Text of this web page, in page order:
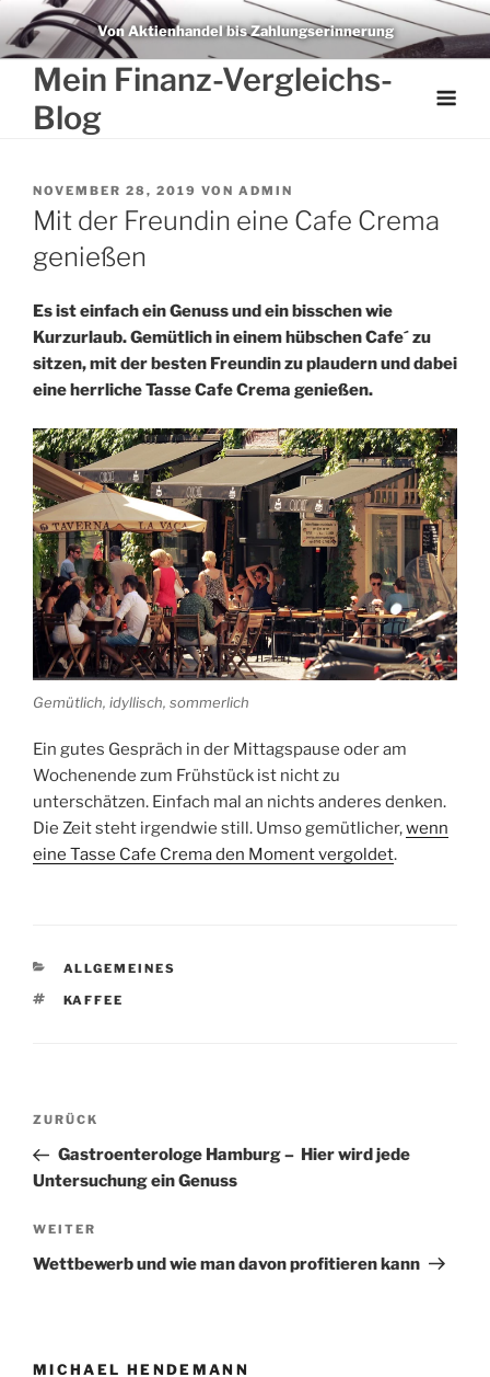
Weiter
zum
Inhalt
Von Aktienhandel bis Zahlungserinnerung
Mein Finanz-Vergleichs-
Blog
VERÖFFENTLICHT
AM
NOVEMBER 28, 2019 VON ADMIN
Mit der Freundin eine Cafe Crema
genießen
Es ist einfach ein Genuss und ein bisschen wie
Kurzurlaub. Gemütlich in einem hübschen Cafe´ zu
sitzen, mit der besten Freundin zu plaudern und dabei
eine herrliche Tasse Cafe Crema genießen.
Gemütlich, idyllisch, sommerlich
Ein gutes Gespräch in der Mittagspause oder am
Wochenende zum Frühstück ist nicht zu
unterschätzen. Einfach mal an nichts anderes denken.
Die Zeit steht irgendwie still. Umso gemütlicher,wenn
eine Tasse Cafe Crema den Moment vergoldet.
KATEGORIEN
ALLGEMEINES
SCHLAGWÖRTER
KAFFEE
Beitragsnavigation
Vorheriger
Beitrag
ZURÜCK
Gastroenterologe Hamburg – Hier wird jede
Untersuchung ein Genuss
Nächster
Beitrag
WEITER
Wettbewerb und wie man davon profitieren kann
MICHAEL HENDEMANN